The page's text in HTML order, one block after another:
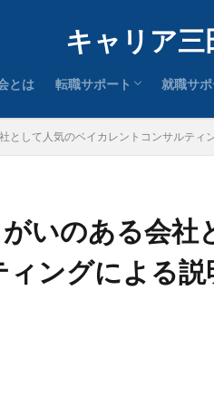
キャリア三
とは 転職サポート
中途求人一覧
就職サポ
絶対内
新卒セ
OBOG
新卒求
として人気のベイカレントコンサルテ
いのある会社
ングによる説